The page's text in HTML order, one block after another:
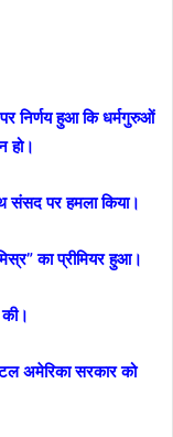
निर्णय हुआ कि धर्मगुरुओं
हो।
पर हमला किया।
का प्रीमियर हुआ।
अमेरिका सरकार को